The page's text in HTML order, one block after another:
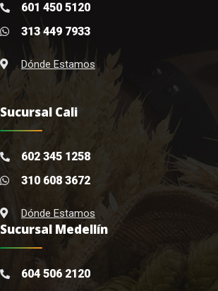
601 450 5120
313 449 7933
Dónde Estamos
Sucursal Cali
602 345 1258
310 608 3672
Dónde Estamos
Sucursal Medellín
604 506 2120